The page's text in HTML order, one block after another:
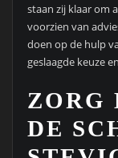
staan zij klaar om
voorzien van
doen op de hulp
geslaagde keuze
ZORG
DE